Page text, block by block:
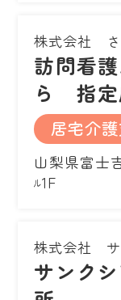
株式会社 さ
訪問看
ら 指定
居宅介
山梨県富士
ﾙ1F
株式会社 サ
サンク